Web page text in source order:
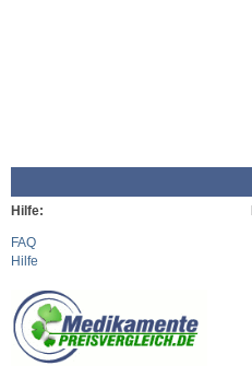
Hilfe:
FAQ
Hilfe